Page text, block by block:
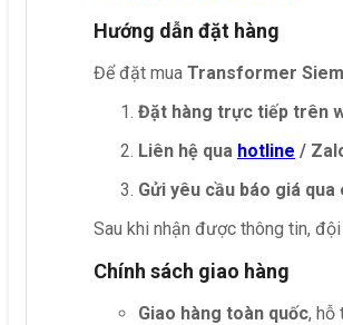
Hướng dẫn đặt hàng
Để đặt mua Transformer
Đặt hàng trực tiếp trên
Liên hệ qua hotline /
Gửi yêu cầu báo giá qua
Sau khi nhận được thông tin,
Chính sách giao hàng
Giao hàng toàn quốc, hỗ